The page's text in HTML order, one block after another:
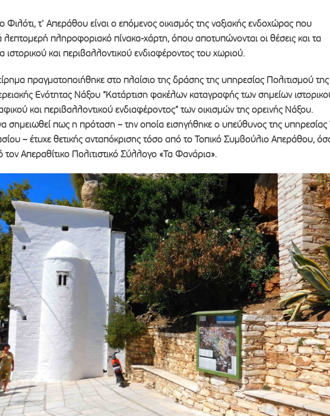
Φιλότι, τ’ Απεράθου είναι ο επόμενος οικισμός της ναξιακής ενδοχώρας που
λεπτομερή πληροφοριακό πίνακα-χάρτη, όπου αποτυπώνονται οι θέσεις και τα
ιστορικού και περιβαλλοντικού ενδιαφέροντος του χωριού.
πραγματοποιήθηκε στο πλαίσιο της δράσης της υπηρεσίας Πολιτισμού της
Ενότητας Νάξου “Κατάρτιση φακέλων καταγραφής των σημείων
και περιβαλλοντικού ενδιαφέροντος” των οικισμών της ορεινής Νάξου.
να σημειωθεί πως η πρόταση – την οποία εισηγήθηκε ο υπεύθυνος της υπηρεσίας
– έτυχε θετικής ανταπόκρισης τόσο από το Τοπικό Συμβούλιο Απεράθου,
τον Απεραθίτικο Πολιτιστικό Σύλλογο «Τα Φανάρια».